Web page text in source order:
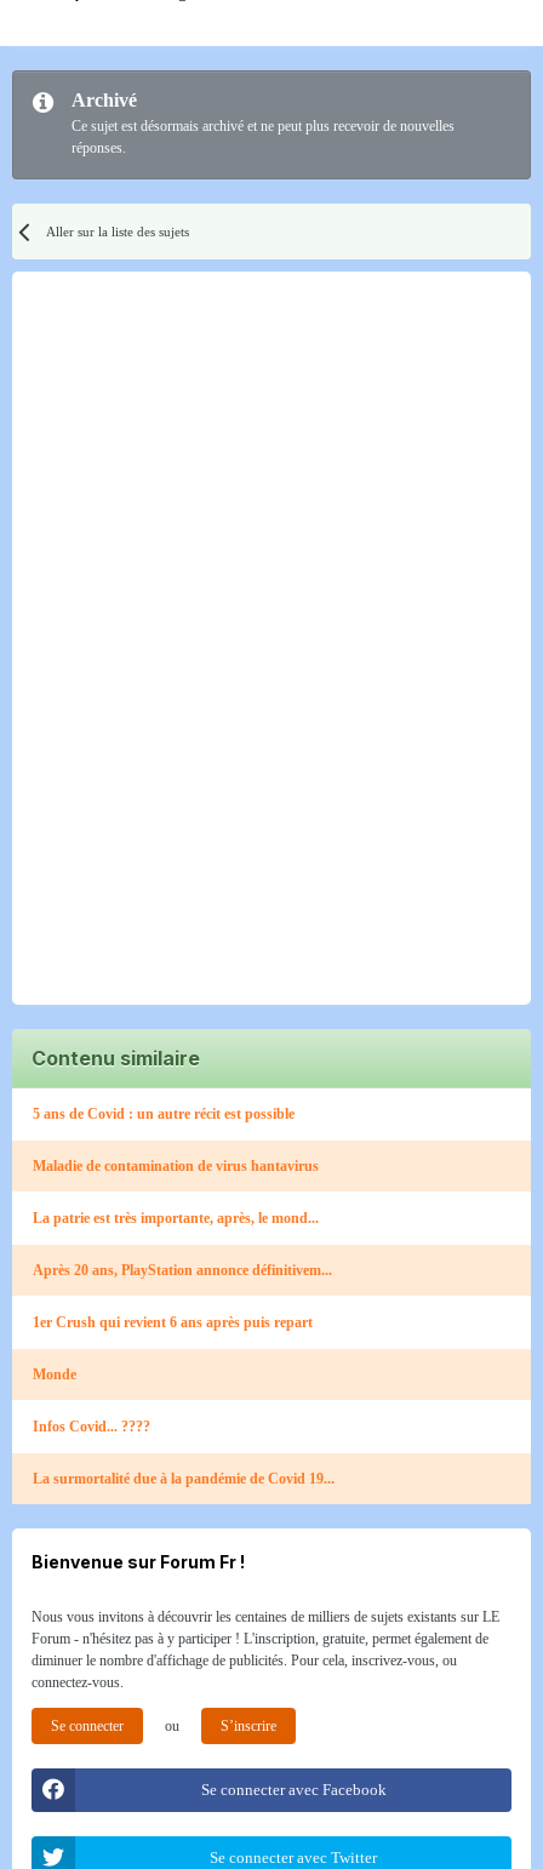
Archivé
Ce sujet est désormais archivé et ne peut plus recevoir de nouvelles
réponses.
Aller sur la liste des sujets
Contenu similaire
5 ans de Covid : un autre récit est possible
Maladie de contamination de virus hantavirus
La patrie est très importante, après, le mond...
Après 20 ans, PlayStation annonce définitivem...
1er Crush qui revient 6 ans après puis repart
Monde
Infos Covid... ????
La surmortalité due à la pandémie de Covid 19...
Bienvenue sur Forum Fr !
Nous vous invitons à découvrir les centaines de milliers de sujets existants sur LE
Forum - n'hésitez pas à y participer ! L'inscription, gratuite, permet également de
diminuer le nombre d'affichage de publicités. Pour cela, inscrivez-vous, ou
connectez-vous.
Se connecter ou S’inscrire
Se connecter avec Facebook
Se connecter avec Twitter